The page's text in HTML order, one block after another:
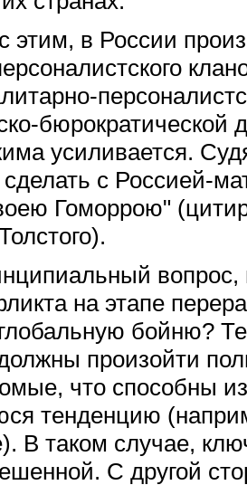
этим, в России
бюрократической
усиливается.
с Россией-
Гоморрою"
на этапе
бойню?
произойти
что способны
тенденцию
В таком случае,
С другой